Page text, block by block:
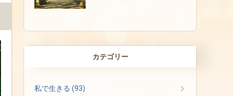
カテゴリー
私で生きる (93)